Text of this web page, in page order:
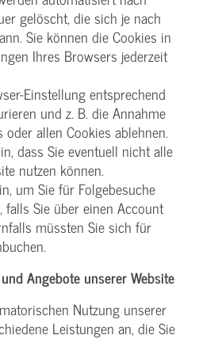
gelöscht, die sich je nach
Sie können die Cookies in
Ihres Browsers jederzeit
Einstellung entsprechend
und z. B. die Annahme
allen Cookies ablehnen.
dass Sie eventuell nicht alle
nutzen können.
um Sie für Folgebesuche
falls Sie über einen Account
müssten Sie sich für
Angebote unserer Website
Nutzung unserer
Leistungen an, die Sie